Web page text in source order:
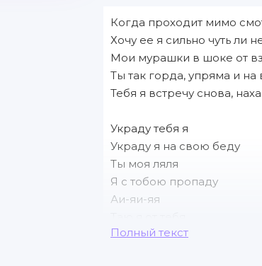
Когда проходит мимо
Хочу ее я сильно чуть ли
Мои мурашки в шоке от
Ты так горда, упряма и на
Тебя я встречу снова,
Украду тебя я
Украду я на свою беду
Ты моя ляля
Я с тобою пропаду
Аи-яи-яя
Без тебя умирая
Полный текст